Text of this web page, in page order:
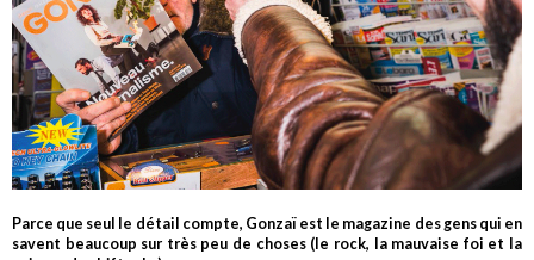
Parce que seul le détail compte, Gonzaï est le magazine des gens qui en
savent beaucoup sur très peu de choses (le rock, la mauvaise foi et la